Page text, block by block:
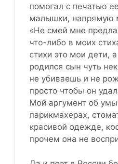
помогал с печатью
малышки, напрямую
«Не смей мне
что-либо в моих
стихи это мои дети,
родился сын чуть
не убиваешь и не
просто чтобы он
Мой аргумент об
парикмахерах,
красивой одежде,
прочем она не